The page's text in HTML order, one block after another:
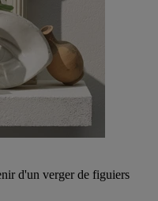
d'un verger de figuiers